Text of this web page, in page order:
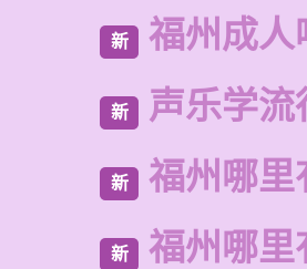
新 福州成人
新 声乐学流
新 福州哪里
新 福州哪里